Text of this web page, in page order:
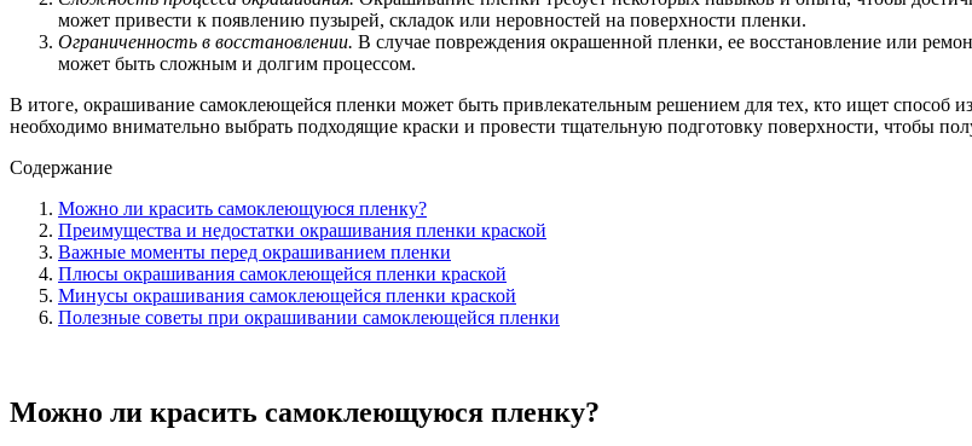
может привести к появлению пузырей, складок или неровностей на поверхности пленки.
Ограниченность в восстановлении. В случае повреждения окрашенной пленки, ее восстановление или
может быть сложным и долгим процессом.
В итоге, окрашивание самоклеющейся пленки может быть привлекательным решением для тех, кто ищет способ
необходимо внимательно выбрать подходящие краски и провести тщательную подготовку поверхности, чтобы
Содержание
Можно ли красить самоклеющуюся пленку?
Преимущества и недостатки окрашивания пленки краской
Важные моменты перед окрашиванием пленки
Плюсы окрашивания самоклеющейся пленки краской
Минусы окрашивания самоклеющейся пленки краской
Полезные советы при окрашивании самоклеющейся пленки
Можно ли красить самоклеющуюся пленку?